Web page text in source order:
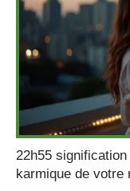
22h55
karmique de votre